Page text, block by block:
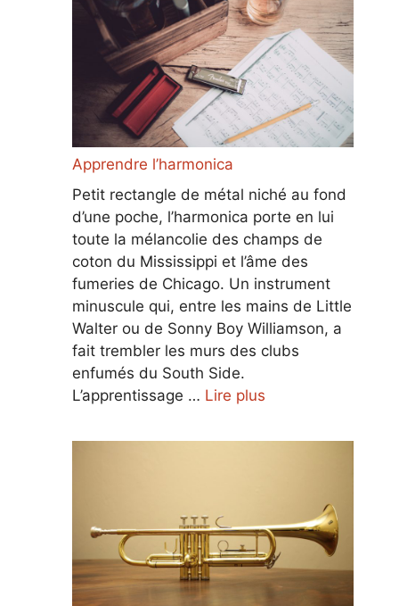
Apprendre l’harmonica
Petit rectangle de métal niché au fond
d’une poche, l’harmonica porte en lui
toute la mélancolie des champs de
coton du Mississippi et l’âme des
fumeries de Chicago. Un instrument
minuscule qui, entre les mains de Little
Walter ou de Sonny Boy Williamson, a
fait trembler les murs des clubs
enfumés du South Side.
L’apprentissage … Lire plus